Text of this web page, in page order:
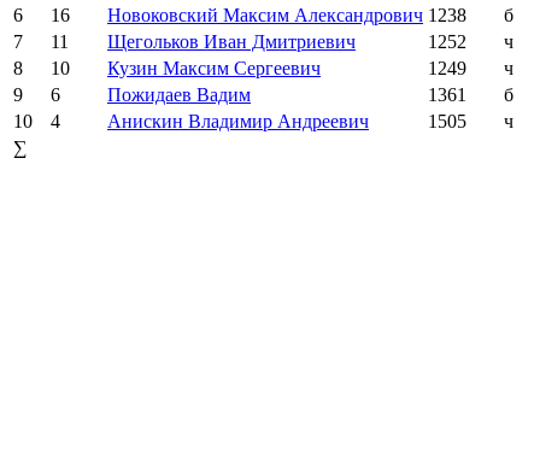
6
16 Новоковский Максим Александрович 1238
б
7
11 Щегольков Иван Дмитриевич 1252
ч
8
10 Кузин Максим Сергеевич 1249
ч
9
6 Пожидаев Вадим 1361
б
10
4 Анискин Владимир Андреевич 1505
ч
∑